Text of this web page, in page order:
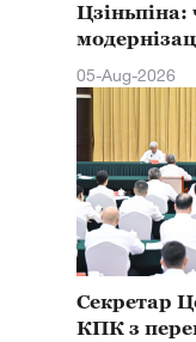
стилі є
05-Aug-2026
Секретар
КПК з